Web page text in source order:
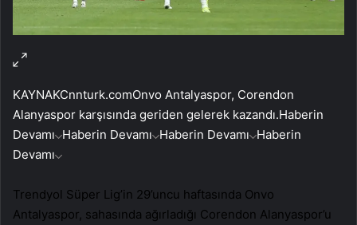
KAYNAKCnnturk.comOnvo Antalyaspor, Corendon
Alanyaspor karşısında geriden gelerek kazandı.Haberin
Devamı Haberin Devamı Haberin Devamı Haberin
Devamı
Trendyol Süper Lig’in 29’uncu haftasında Onvo
Antalyaspor, sahasında ağırladığı Corendon Alanyaspor’u